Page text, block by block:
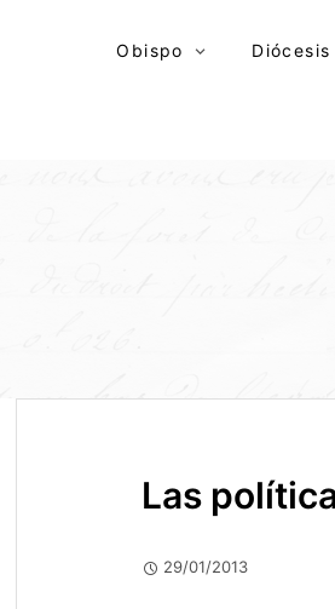
Obispo Diócesis
Las
29/01/2013